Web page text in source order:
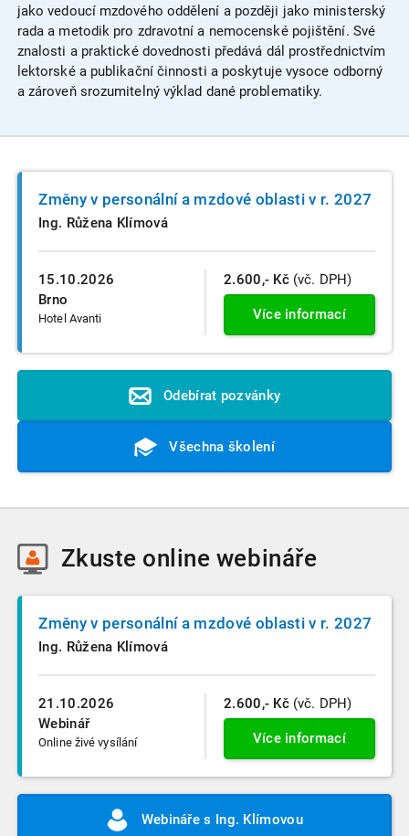
jako vedoucí mzdového oddělení a později jako ministerský
rada a metodik pro zdravotní a nemocenské pojištění. Své
znalosti a praktické dovednosti předává dál prostřednictvím
lektorské a publikační činnosti a poskytuje vysoce odborný
a zároveň srozumitelný výklad dané problematiky.
15.10.2026
Brno
Hotel Avanti
Změny v personální a mzdové oblasti v r. 2027
Ing. Růžena Klímová
2.600,- Kč (vč. DPH)
Více informací
Odebírat pozvánky
Všechna školení
Zkuste online webináře
21.10.2026
Webinář
Online živé vysílání
Změny v personální a mzdové oblasti v r. 2027
Ing. Růžena Klímová
2.600,- Kč (vč. DPH)
Více informací
Webináře s Ing. Klímovou